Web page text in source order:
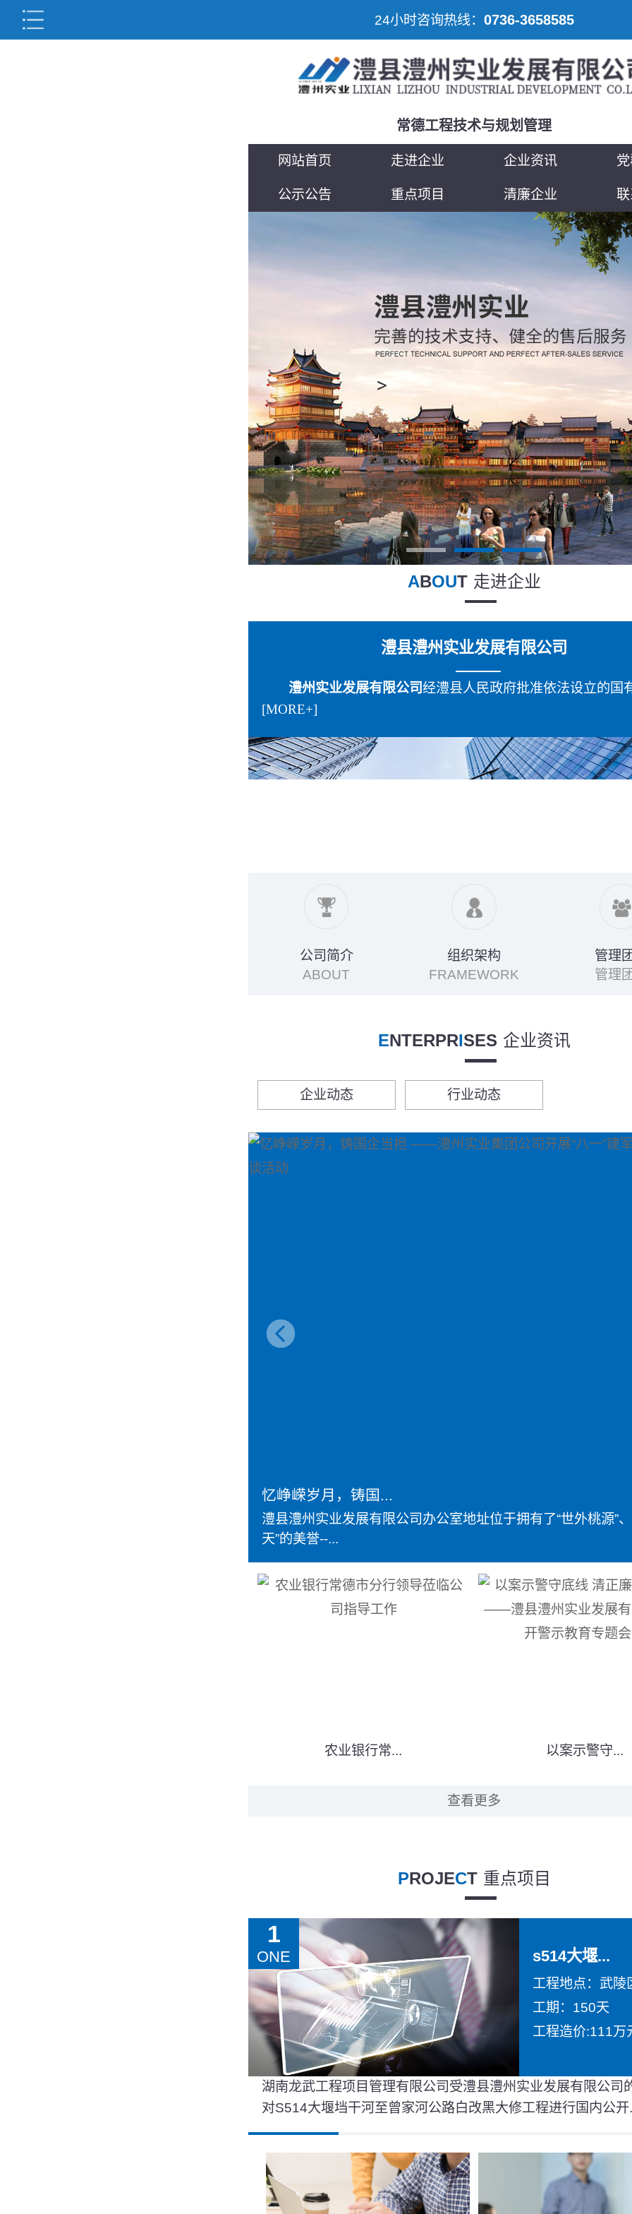
24小时咨询热线： 0736-3658585
常德工程技术与规划管理
网站首页 走进企业 企业资讯
公示公告 重点项目 清廉企业
ABOUT 走进企业
澧县澧州实业发展有限公司
澧州实业发展有限公司经澧县人民政府批准依法设立的国
[MORE+]
公司简介
ABOUT
组织架构
FRAMEWORK
管理
管理
ENTERPRISES 企业资讯
企业动态 行业动态
忆峥嵘岁月，铸国...
澧县澧州实业发展有限公司办公室地址位于拥有了“世外桃源”
天”的美誉--...
农业银行常... 以案示警守...
查看更多
PROJECT 重点项目
s514大堰...
工程地点：武陵
工期：150天
工程造价:111万
湖南龙武工程项目管理有限公司受澧县澧州实业发展有限公司
对S514大堰垱干河至曾家河公路白改黑大修工程进行国内公开
1
ONE